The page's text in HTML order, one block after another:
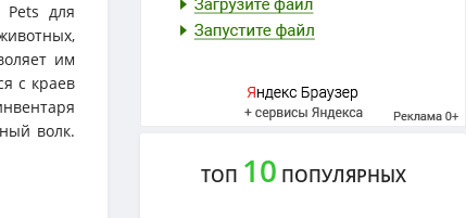
для
им
с краев
волк.
ТОП 10 ПОПУЛЯРНЫХ